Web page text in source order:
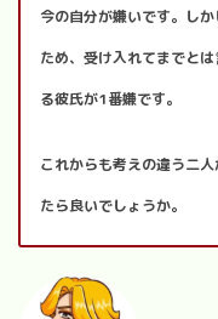
今の自分が嫌いです。し
ため、受け入れてまでと
る彼氏が1番嫌です。
これからも考えの違う二
たら良いでしょうか。